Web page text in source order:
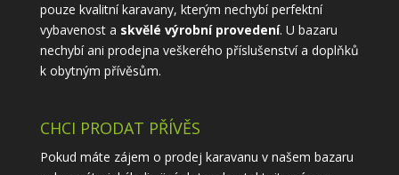
pouze kvalitní karavany, kterým nechybí perfektní
vybavenost a skvělé výrobní provedení. U bazaru
nechybí ani prodejna veškerého příslušenství a doplňků
k obytným přívěsům.
CHCI PRODAT PŘÍVĚS
Pokud máte zájem o prodej karavanu v našem bazaru